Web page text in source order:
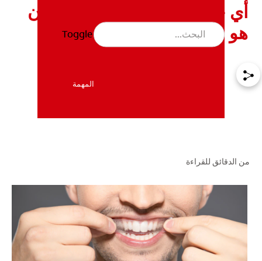
المهمة
الولايات المتحدة (الإنجليزية)
صحة الفم والأسنان
المهمة
Toggle
أي حل من حلول تبييض الأسنان
هو الأفضل لك؟
من الدقائق للقراءة